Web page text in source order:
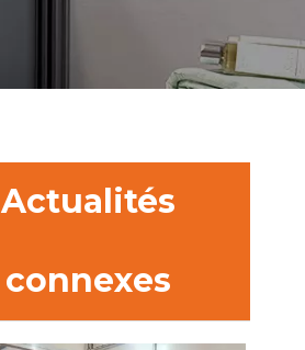
Actualités
connexes